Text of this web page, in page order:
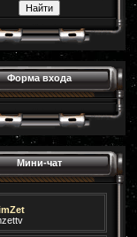
Форма входа
Мини-чат